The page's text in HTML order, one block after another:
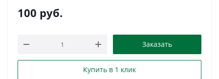
100 руб.
Заказать
Купить в 1 клик